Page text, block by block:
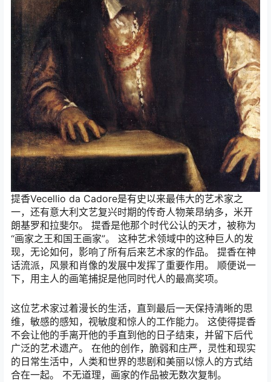
提香Vecellio da Cadore是有史以来最伟大的艺术家之
一，还有意大利文艺复兴时期的传奇人物莱昂纳多，米开
朗基罗和拉斐尔。 提香是他那个时代公认的天才，被称为
“画家之王和国王画家”。 这种艺术领域中的这种巨人的发
现，无论如何，影响了所有后来艺术家的作品。 提香在神
话流派，风景和肖像的发展中发挥了重要作用。 顺便说一
下，用主人的画笔捕捉是他同时代人的最高奖项。
这位艺术家过着漫长的生活，直到最后一天保持清晰的思
维，敏感的感知，视敏度和惊人的工作能力。 这使得提香
不会让他的手离开他的手直到他的日子结束，并留下后代
广泛的艺术遗产。 在他的创作，脆弱和庄严，灵性和现实
的日常生活中，人类和世界的悲剧和美丽以惊人的方式结
合在一起。 不无道理，画家的作品被无数次复制。